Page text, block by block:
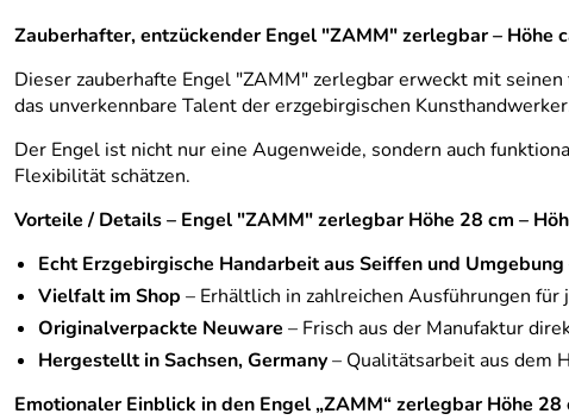
Zauberhafter, entzückender Engel "ZAMM" zerlegbar – Höhe
Dieser zauberhafte Engel "ZAMM" zerlegbar erweckt mit
das unverkennbare Talent der erzgebirgischen
Der Engel ist nicht nur eine Augenweide, sondern auch
Flexibilität schätzen.
Vorteile / Details – Engel "ZAMM" zerlegbar Höhe 28 cm –
Echt Erzgebirgische Handarbeit aus Seiffen und Umgebung
Vielfalt im Shop – Erhältlich in zahlreichen Ausführungen für
Originalverpackte Neuware – Frisch aus der Manufaktur
Hergestellt in Sachsen, Germany– Qualitätsarbeit aus dem
Emotionaler Einblick in den Engel „ZAMM“ zerlegbar Höhe 28